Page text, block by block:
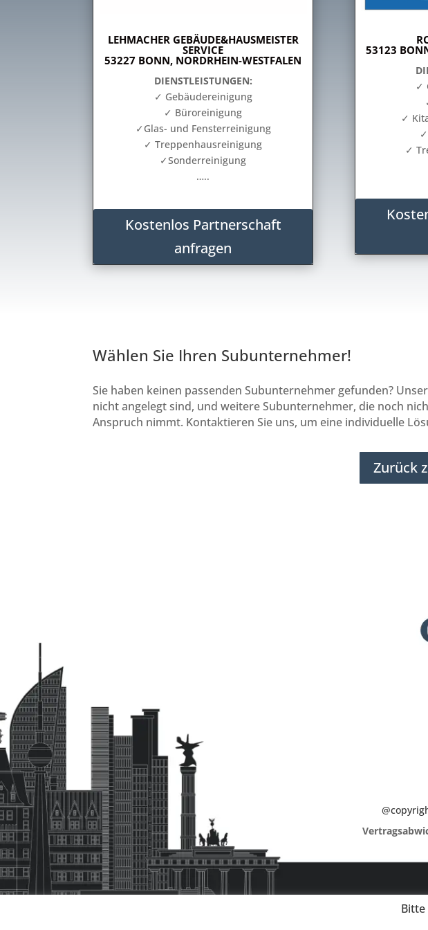
LEHMACHER GEBÄUDE&HAUSMEISTER
SERVICE
53227 BONN, NORDRHEIN-WESTFALEN
DIENSTLEISTUNGEN:
✓ Gebäudereinigung
✓ Büroreinigung
✓Glas- und Fensterreinigung
✓ Treppenhausreinigung
✓Sonderreinigung
…..
Kostenlos Partnerschaft
anfragen
53123
✓
✓
✓
Wählen Sie Ihren Subunternehmer!
Sie haben keinen passenden Subunternehmer gefunden?
nicht angelegt sind, und weitere Subunternehmer, die noch
Anspruch nimmt. Kontaktieren Sie uns, um eine individuelle
Zurück